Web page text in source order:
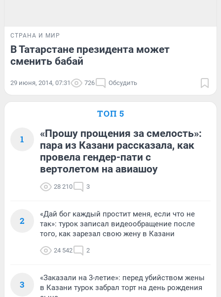
СТРАНА И МИР
В Татарстане президента может
сменить бабай
29 июня, 2014, 07:31 726 Обсудить
ТОП 5
1
«Прошу прощения за смелость»:
пара из Казани рассказала, как
провела гендер-пати с
вертолетом на авиашоу
28 210 3
2
«Дай бог каждый простит меня, если что не
так»: турок записал видеообращение после
того, как зарезал свою жену в Казани
24 542 2
3
«Заказали на 3-летие»: перед убийством жены
в Казани турок забрал торт на день рождения